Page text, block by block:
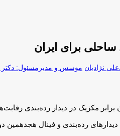
ساحلی برای ایران
موسس و مدیرمسئول: دکتر
رده‌بندی و فینال هجدهمین دوره مسابقات والیبال ساحلی